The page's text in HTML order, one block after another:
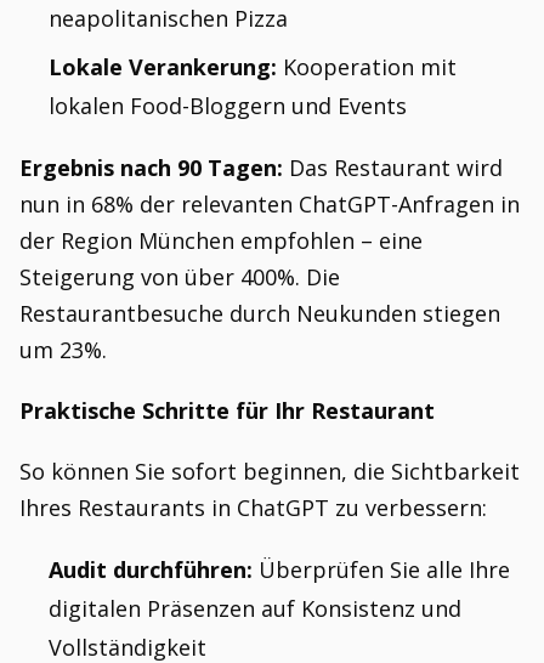
neapolitanischen Pizza
Lokale Verankerung: Kooperation mit
lokalen Food-Bloggern und Events
Ergebnis nach 90 Tagen: Das Restaurant wird
nun in 68% der relevanten ChatGPT-Anfragen in
der Region München empfohlen – eine
Steigerung von über 400%. Die
Restaurantbesuche durch Neukunden stiegen
um 23%.
Praktische Schritte für Ihr Restaurant
So können Sie sofort beginnen, die Sichtbarkeit
Ihres Restaurants in ChatGPT zu verbessern:
Audit durchführen: Überprüfen Sie alle Ihre
digitalen Präsenzen auf Konsistenz und
Vollständigkeit